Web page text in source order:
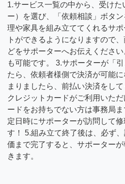
1.サービス一覧の中から、受けた
ー）を選び、「依頼相談」ボタ
理や家具を組み立ててくれるサ
トができるようになりますので
どをサポーターへお伝えくださ
も可能です。 3.サポーターが「
たら、依頼者様側で決済が可能
まりましたら、前払い決済をし
クレジットカードがご利用いた
ードをお持ちでない方は事務局
定日時にサポーターが訪問して
す！ 5.組み立て終了後は、必ず
価まで完了すると、サポーター
きます。